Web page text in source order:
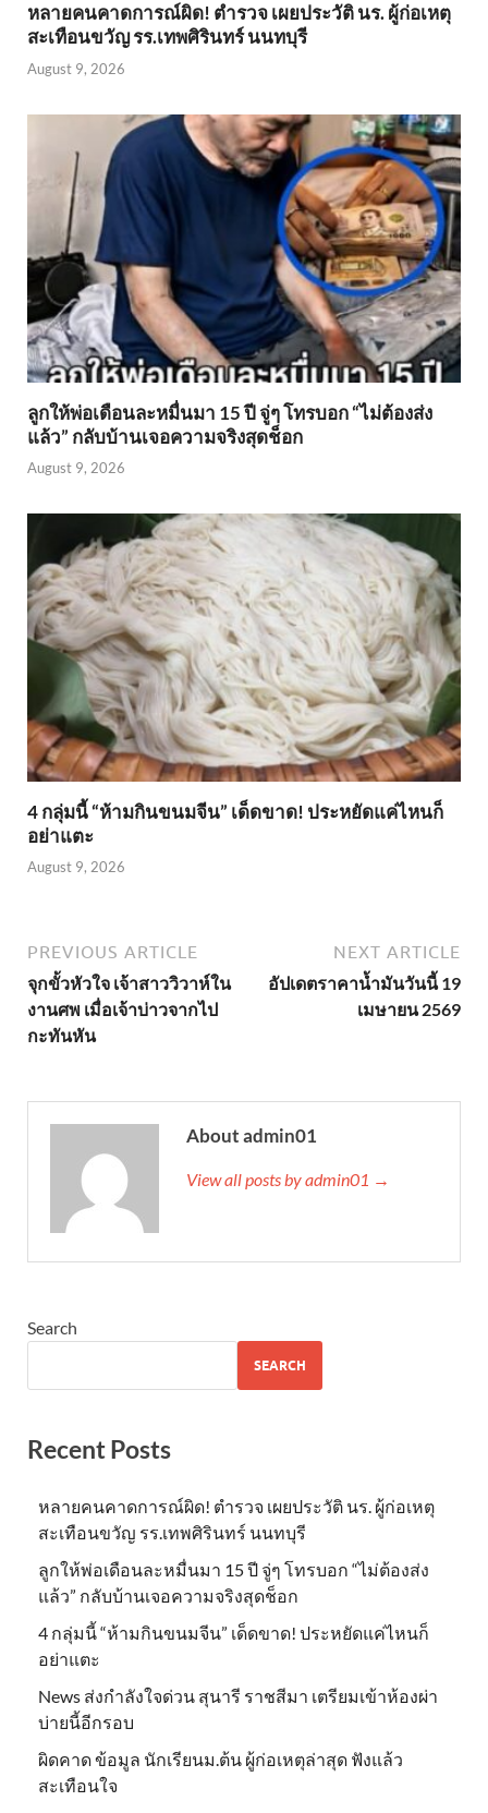
หลายคนคาดการณ์ผิด! ตำรวจ เผยประวัติ นร. ผู้ก่อเหตุ
สะเทือนขวัญ รร.เทพศิรินทร์ นนทบุรี
August 9, 2026
ลูกให้พ่อเดือนละหมื่นมา 15 ปี จู่ๆ โทรบอก “ไม่ต้องส่ง
แล้ว” กลับบ้านเจอความจริงสุดช็อก
August 9, 2026
4 กลุ่มนี้ “ห้ามกินขนมจีน” เด็ดขาด! ประหยัดแค่ไหนก็
อย่าแตะ
August 9, 2026
PREVIOUS ARTICLE
จุกขั้วหัวใจ เจ้าสาววิวาห์ใน
งานศพ เมื่อเจ้าบ่าวจากไป
กะทันหัน
NEXT ARTICLE
อัปเดตราคาน้ำมันวันนี้ 19
เมษายน 2569
About admin01
View all posts by admin01 →
Search
SEARCH
Recent Posts
หลายคนคาดการณ์ผิด! ตำรวจ เผยประวัติ นร. ผู้ก่อเหตุ
สะเทือนขวัญ รร.เทพศิรินทร์ นนทบุรี
ลูกให้พ่อเดือนละหมื่นมา 15 ปี จู่ๆ โทรบอก “ไม่ต้องส่ง
แล้ว” กลับบ้านเจอความจริงสุดช็อก
4 กลุ่มนี้ “ห้ามกินขนมจีน” เด็ดขาด! ประหยัดแค่ไหนก็
อย่าแตะ
News ส่งกำลังใจด่วน สุนารี ราชสีมา เตรียมเข้าห้องผ่า
บ่ายนี้อีกรอบ
ผิดคาด ข้อมูล นักเรียนม.ต้น ผู้ก่อเหตุล่าสุด ฟังแล้ว
สะเทือนใจ